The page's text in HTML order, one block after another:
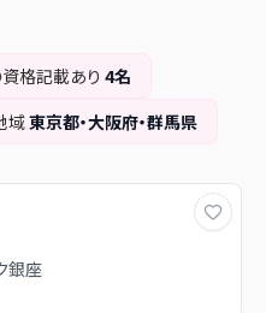
格記載あり 4名
域東京都・大阪府・群馬県
銀座